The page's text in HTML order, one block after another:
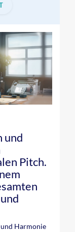
und
Pitch.
Harmonie